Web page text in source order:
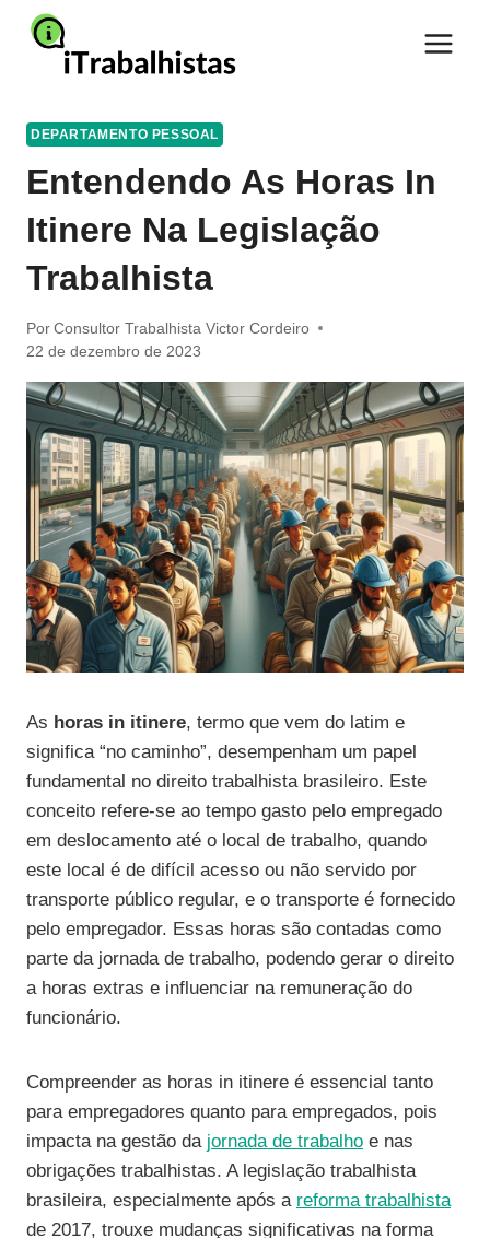
Pular
para
DEPARTAMENTO PESSOAL
Entendendo As Horas In
Itinere Na Legislação
Trabalhista
Por Consultor Trabalhista Victor Cordeiro
22 de dezembro de 2023
As horas in itinere, termo que vem do latim e
significa “no caminho”, desempenham um papel
fundamental no direito trabalhista brasileiro. Este
conceito refere-se ao tempo gasto pelo empregado
em deslocamento até o local de trabalho, quando
este local é de difícil acesso ou não servido por
transporte público regular, e o transporte é fornecido
pelo empregador. Essas horas são contadas como
parte da jornada de trabalho, podendo gerar o direito
a horas extras e influenciar na remuneração do
funcionário.
Compreender as horas in itinere é essencial tanto
para empregadores quanto para empregados, pois
impacta na gestão da jornada de trabalho e nas
obrigações trabalhistas. A legislação trabalhista
brasileira, especialmente após a reforma trabalhista
de 2017, trouxe mudanças significativas na forma